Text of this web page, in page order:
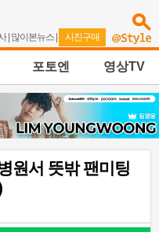
| 많이본뉴스 | 사진구매
포토엔 영상TV
원서 뜻밖 팬미팅